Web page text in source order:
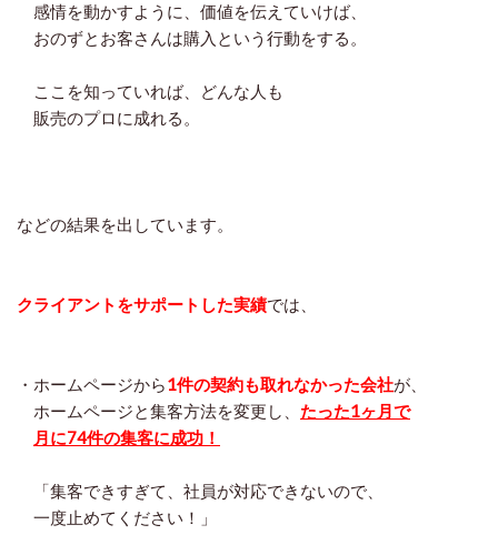
感情を動かすように、価値を伝えていけば、
おのずとお客さんは購入という行動をする。
ここを知っていれば、どんな人も
販売のプロに成れる。
などの結果を出しています。
クライアントをサポートした実績では、
・ホームページから1件の契約も取れなかった会社が、
ホームページと集客方法を変更し、 たった1ヶ月で
月に74件の集客に成功！
「集客できすぎて、社員が対応できないので、
一度止めてください！」